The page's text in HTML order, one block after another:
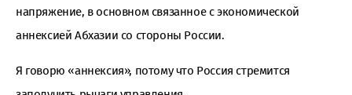
напряжение, в основном связанное с экономической
аннексией Абхазии со стороны России.
Я говорю «аннексия», потому что Россия стремится